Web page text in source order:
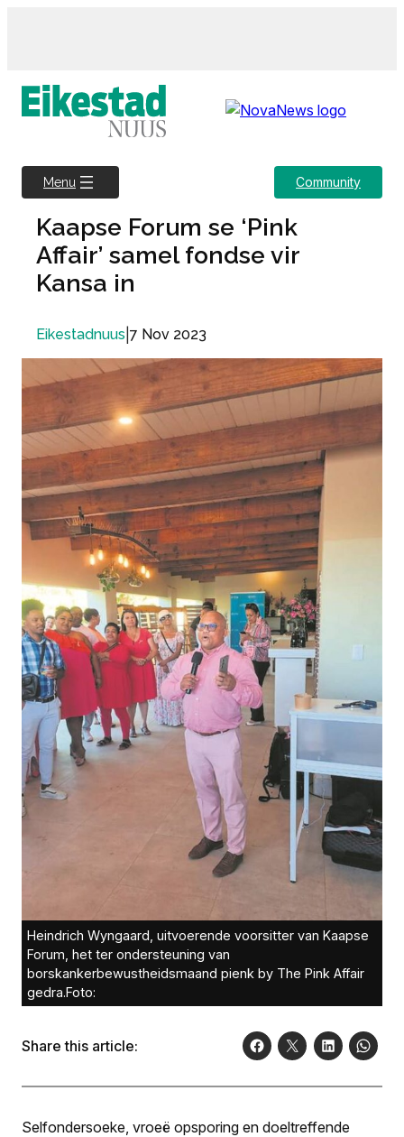
Menu Community
Kaapse Forum se ‘Pink
Affair’ samel fondse vir
Kansa in
Eikestadnuus 7 Nov 2023
Heindrich Wyngaard, uitvoerende voorsitter van Kaapse
Forum, het ter ondersteuning van
borskankerbewustheidsmaand pienk by The Pink Affair
gedra.Foto:
Share this article:
Selfondersoeke, vroeë opsporing en doeltreffende